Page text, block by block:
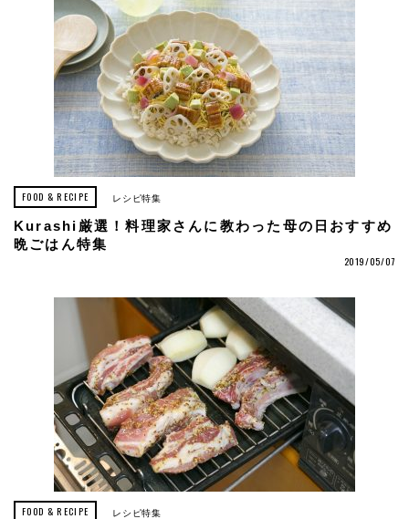
FOOD & RECIPE レシピ特集
Kurashi厳選！料理家さんに教わった母の日おすすめ
晩ごはん特集
2019/05/07
FOOD & RECIPE レシピ特集